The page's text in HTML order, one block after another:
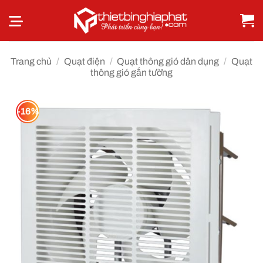
qua
Trang chủ / Quạt điện / Quạt thông gió dân dụng / Quạt
thông gió gắn tường
-16%